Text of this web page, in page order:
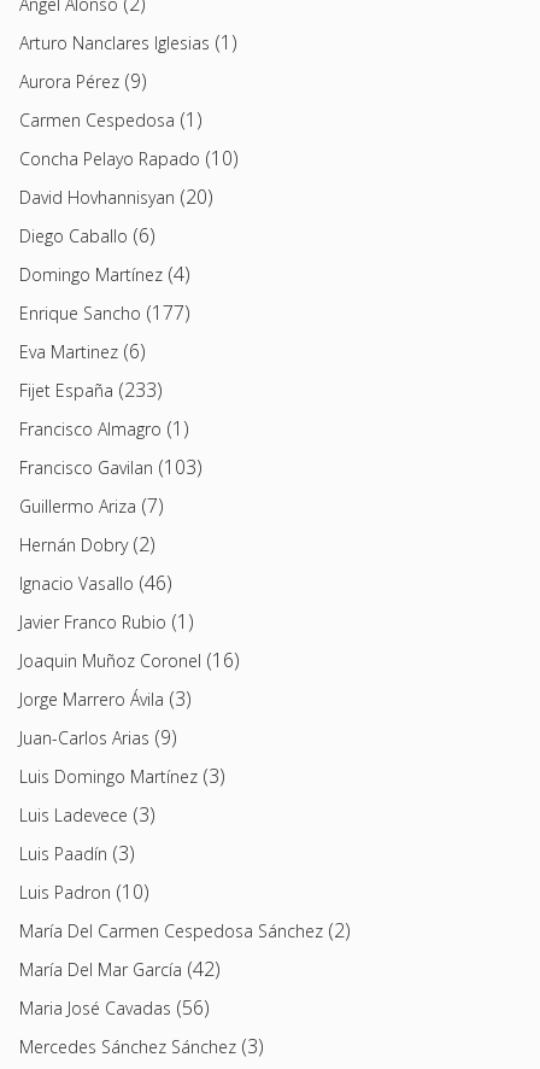
Arturo Nanclares Iglesias (1)
Aurora Pérez (9)
Carmen Cespedosa (1)
Concha Pelayo Rapado (10)
David Hovhannisyan (20)
Diego Caballo (6)
Domingo Martínez (4)
Enrique Sancho (177)
Eva Martinez (6)
Fijet España (233)
Francisco Almagro (1)
Francisco Gavilan (103)
Guillermo Ariza (7)
Hernán Dobry(2)
Ignacio Vasallo (46)
Javier Franco Rubio (1)
Joaquin Muñoz Coronel (16)
Jorge Marrero Ávila (3)
Juan-Carlos Arias (9)
Luis Domingo Martínez (3)
Luis Ladevece (3)
Luis Paadín (3)
Luis Padron (10)
María Del Carmen Cespedosa Sánchez (2)
María Del Mar García (42)
Maria José Cavadas (56)
Mercedes Sánchez Sánchez (3)